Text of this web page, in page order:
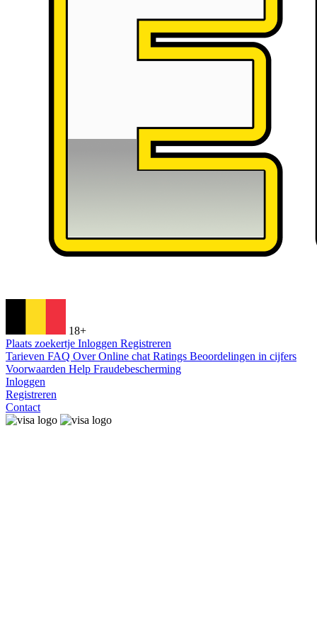
18+
Plaats zoekertje Inloggen Registreren
Tarieven FAQ OverOnline chat Ratings Beoordelingen in cijfers
Voorwaarden Help Fraudebescherming
Inloggen
Registreren
Contact